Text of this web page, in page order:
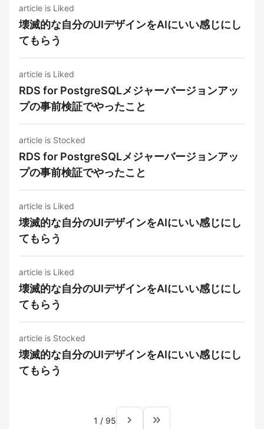
article is Liked
壊滅的な自分のUIデザインをAIにいい感じにし
てもらう
article is Liked
RDS for PostgreSQLメジャーバージョンアッ
プの事前検証でやったこと
article is Stocked
RDS for PostgreSQLメジャーバージョンアッ
プの事前検証でやったこと
article is Liked
壊滅的な自分のUIデザインをAIにいい感じにし
てもらう
article is Liked
壊滅的な自分のUIデザインをAIにいい感じにし
てもらう
article is Stocked
壊滅的な自分のUIデザインをAIにいい感じにし
てもらう
1 / 95 navigate_next keyboard_double_arrow_right